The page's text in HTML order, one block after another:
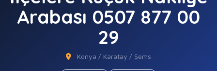
Arabası 0507 877 00
29
Konya / Karatay / Şems